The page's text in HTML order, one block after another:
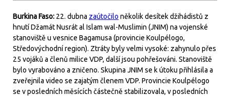
Burkina Faso: 22. dubna zaútočilo několik desítek džihádistů z
hnutí Džamát Nusrát al Islam wal-Muslimin (JNIM) na vojenské
stanoviště u vesnice Bagamusa (provincie Koulpélogo,
Středovýchodní region). Ztráty byly velmi vysoké: zahynulo přes
25 vojáků a členů milice VDP, další jsou pohřešováni. Stanoviště
bylo vyrabováno a zničeno. Skupina JNIM se k útoku přihlásila a
zveřejnila video se zajatým členem VDP. Provincie Koulpélogo
se v posledních měsících částečně stabilizovala, v posledních